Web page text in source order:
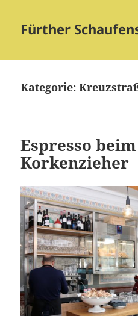
Fürther
Kategorie:
Espresso
Korkenzieher